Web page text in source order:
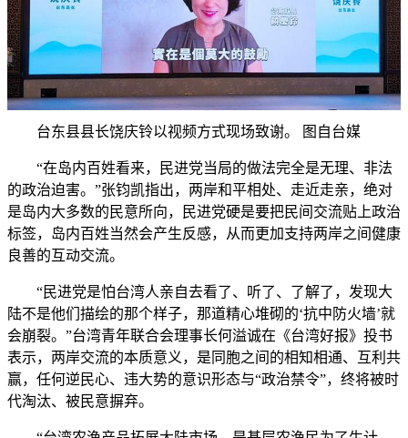
台东县县长饶庆铃以视频方式现场致谢。 图自台媒
“在岛内百姓看来，民进党当局的做法完全是无理、非法
的政治迫害。”张钧凯指出，两岸和平相处、走近走亲，绝对
是岛内大多数的民意所向，民进党硬是要把民间交流贴上政治
标签，岛内百姓当然会产生反感，从而更加支持两岸之间健康
良善的互动交流。
“民进党是怕台湾人亲自去看了、听了、了解了，发现大
陆不是他们描绘的那个样子，那道精心堆砌的‘抗中防火墙’就
会崩裂。”台湾青年联合会理事长何溢诚在《台湾好报》投书
表示，两岸交流的本质意义，是同胞之间的相知相通、互利共
赢，任何逆民心、违大势的意识形态与“政治禁令”，终将被时
代淘汰、被民意摒弃。